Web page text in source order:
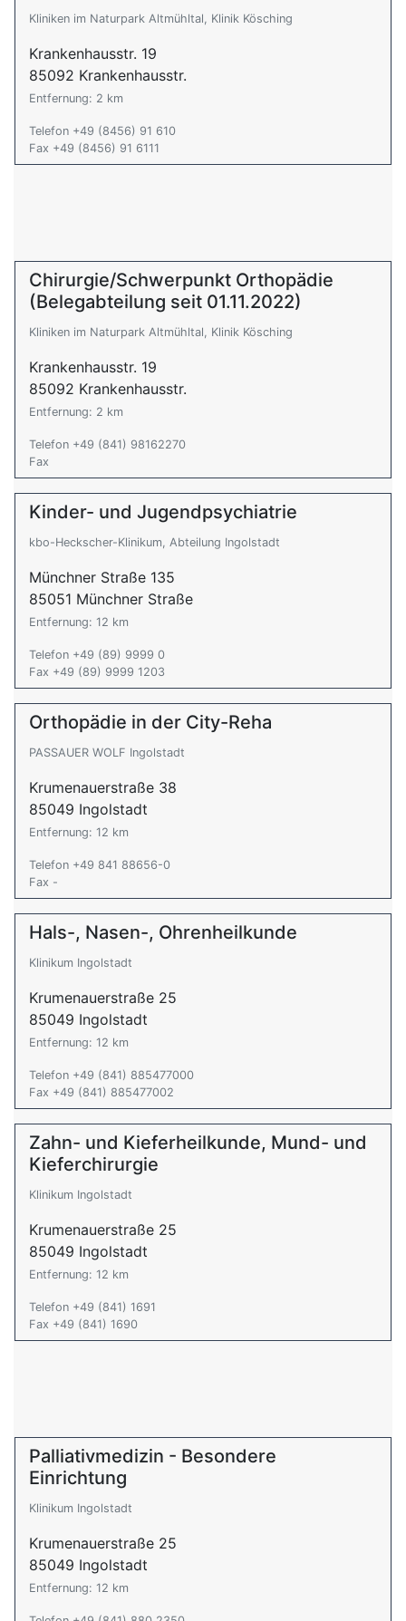
Kliniken im Naturpark Altmühltal, Klinik Kösching
Krankenhausstr. 19
85092 Krankenhausstr.
Entfernung: 2 km
Telefon +49 (8456) 91 610
Fax +49 (8456) 91 6111
Chirurgie/Schwerpunkt Orthopädie
(Belegabteilung seit 01.11.2022)
Kliniken im Naturpark Altmühltal, Klinik Kösching
Krankenhausstr. 19
85092 Krankenhausstr.
Entfernung: 2 km
Telefon +49 (841) 98162270
Fax
Kinder- und Jugendpsychiatrie
kbo-Heckscher-Klinikum, Abteilung Ingolstadt
Münchner Straße 135
85051 Münchner Straße
Entfernung: 12 km
Telefon +49 (89) 9999 0
Fax +49 (89) 9999 1203
Orthopädie in der City-Reha
PASSAUER WOLF Ingolstadt
Krumenauerstraße 38
85049 Ingolstadt
Entfernung: 12 km
Telefon +49 841 88656-0
Fax -
Hals-, Nasen-, Ohrenheilkunde
Klinikum Ingolstadt
Krumenauerstraße 25
85049 Ingolstadt
Entfernung: 12 km
Telefon +49 (841) 885477000
Fax +49 (841) 885477002
Zahn- und Kieferheilkunde, Mund- und
Kieferchirurgie
Klinikum Ingolstadt
Krumenauerstraße 25
85049 Ingolstadt
Entfernung: 12 km
Telefon +49 (841) 1691
Fax +49 (841) 1690
Palliativmedizin - Besondere
Einrichtung
Klinikum Ingolstadt
Krumenauerstraße 25
85049 Ingolstadt
Entfernung: 12 km